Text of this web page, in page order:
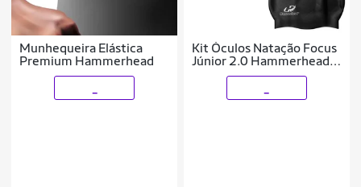
Munhequeira Elástica
Premium Hammerhead
Kit Óculos Natação Focus
Júnior 2.0 Hammerhead +
Touca + Protetor de